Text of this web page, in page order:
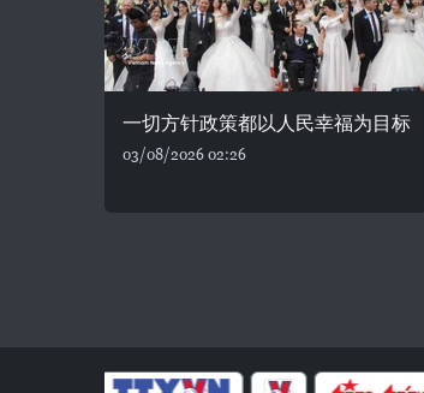
一切方针政策都以人民幸福为目标
03/08/2026 02:26